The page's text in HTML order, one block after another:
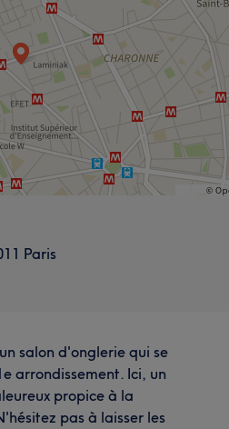
Paris
salon d'onglerie qui se
arrondissement. Ici, un
propice à la
pas à laisser les